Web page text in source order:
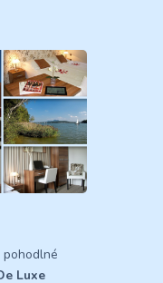
pohodlné
Luxe